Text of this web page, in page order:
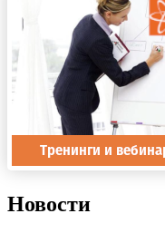
Новости